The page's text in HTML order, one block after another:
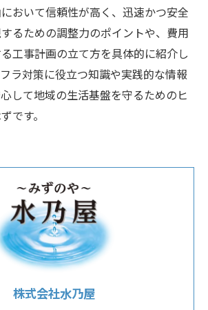
おいて信頼性が高く、迅速かつ安全
るための調整力のポイントや、費用
工事計画の立て方を具体的に紹介し
ラ対策に役立つ知識や実践的な情報
して地域の生活基盤を守るためのヒ
です。
株式会社水乃屋